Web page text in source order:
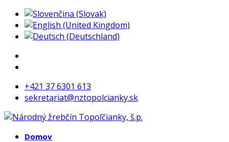
+421 37 6301 613
sekretariat@nztopolcianky.sk
Domov